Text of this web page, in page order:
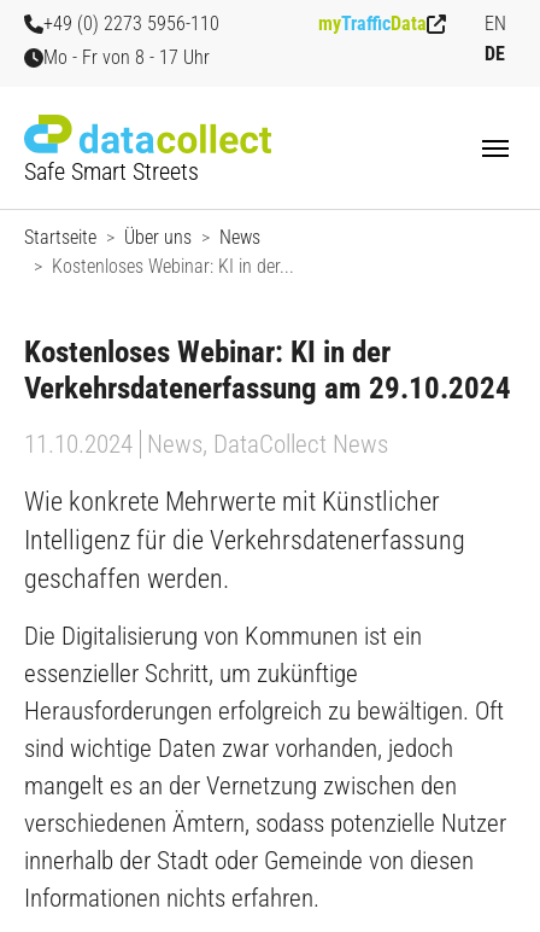
Zum Hauptinhalt springen
Skip to page footer
+49 (0) 2273 5956-110
Mo - Fr von 8 - 17 Uhr
myTrafficData
EN
DE
Safe Smart Streets
Startseite Über uns
News
Kostenloses Webinar: KI in der...
Kostenloses Webinar: KI in der
Verkehrsdatenerfassung am 29.10.2024
11.10.2024 News, DataCollect News
Wie konkrete Mehrwerte mit Künstlicher
Intelligenz für die Verkehrsdatenerfassung
geschaffen werden.
Die Digitalisierung von Kommunen ist ein
essenzieller Schritt, um zukünftige
Herausforderungen erfolgreich zu bewältigen. Oft
sind wichtige Daten zwar vorhanden, jedoch
mangelt es an der Vernetzung zwischen den
verschiedenen Ämtern, sodass potenzielle Nutzer
innerhalb der Stadt oder Gemeinde von diesen
Informationen nichts erfahren.